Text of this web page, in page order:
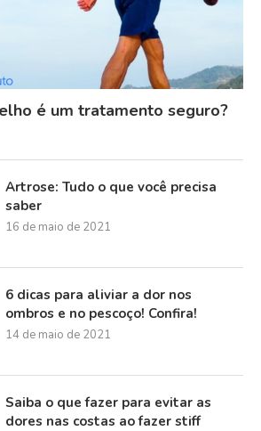
é um tratamento seguro?
Artrose: Tudo o que você precisa
saber
16 de maio de 2021
6 dicas para aliviar a dor nos
ombros e no pescoço! Confira!
14 de maio de 2021
Saiba o que fazer para evitar as
dores nas costas ao fazer stiff